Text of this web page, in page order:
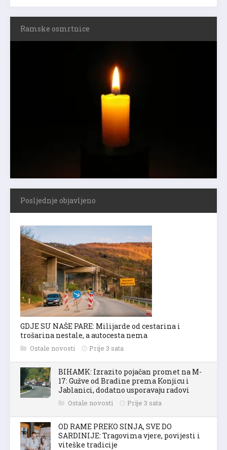
Ramske osmrtnice
Posljednje objavljeno
GDJE SU NAŠE PARE: Milijarde od cestarina i
trošarina nestale, a autocesta nema
Ostale novosti Prije 3 sata
BIHAMK: Izrazito pojačan promet na M-
17: Gužve od Bradine prema Konjicu i
Jablanici, dodatno usporavaju radovi
Ostale novosti Prije 3 sata
OD RAME PREKO SINJA, SVE DO
SARDINIJE: Tragovima vjere, povijesti i
viteške tradicije